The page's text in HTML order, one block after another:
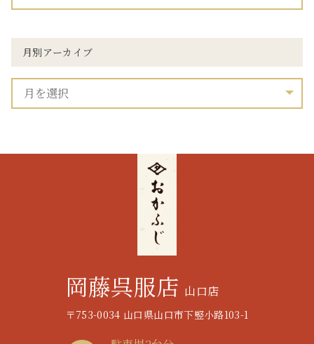
月別アーカイブ
岡藤呉服店 山口店
〒753-0034 山口県山口市下竪小路103-1